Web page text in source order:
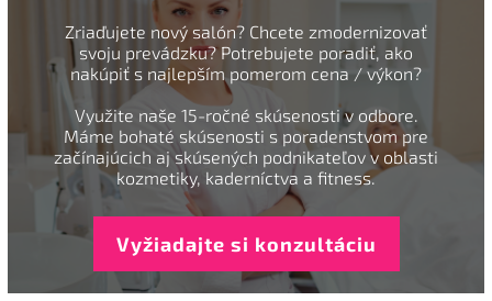
Zriaďujete nový salón? Chcete zmodernizovať
svoju prevádzku? Potrebujete poradiť, ako
nakúpiť s najlepším pomerom cena / výkon?
Využite naše 15-ročné skúsenosti v odbore.
Máme bohaté skúsenosti s poradenstvom pre
začínajúcich aj skúsených podnikateľov v oblasti
kozmetiky, kaderníctva a fitness.
Vyžiadajte si konzultáciu